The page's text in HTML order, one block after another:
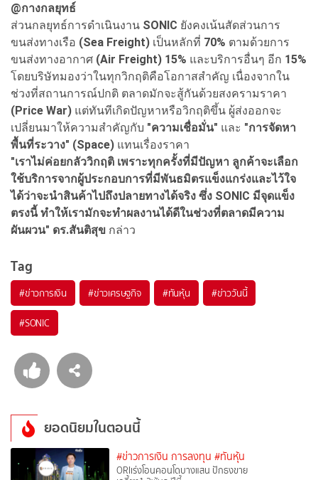
@กางกลยุทธ์
ส่วนกลยุทธ์การดำเนินงาน SONIC ยังคงเน้นสัดส่วนการ
ขนส่งทางเรือ (Sea Freight) เป็นหลักที่ 70% ตามด้วยการ
ขนส่งทางอากาศ (Air Freight) 15% และบริการอื่นๆ อีก 15%
โดยบริษัทมองว่าในทุกวิกฤติคือโอกาสสำคัญ เนื่องจากใน
ช่วงที่สถานการณ์ปกติ ตลาดมักจะสู้กันด้วยสงครามราคา
(Price War) แต่ทันทีเกิดปัญหาหรือวิกฤติขึ้น ผู้ส่งออกจะ
เปลี่ยนมาให้ความสำคัญกับ "ความเชื่อมั่น" และ "การจัดหา
พื้นที่ระวาง" (Space) แทนเรื่องราคา
"เราไม่ค่อยกลัววิกฤติ เพราะทุกครั้งที่มีปัญหา ลูกค้าจะเลือก
ใช้บริการจากผู้ประกอบการที่มีพันธมิตรแข็งแกร่งและไว้ใจ
ได้ว่าจะนำสินค้าไปถึงปลายทางได้จริง ซึ่ง SONIC มีจุดแข็ง
ตรงนี้ ทำให้เรามักจะทำผลงานได้ดีในช่วงที่ตลาดมีความ
ผันผวน" ดร.สันติสุข กล่าว
Tag
#ข่าวการเงิน #ข่าวเศรษฐกิจ #ทันหุ้น #ข่าววันนี้
#SONIC
ยอดนิยมในตอนนี้
#ข่าวการเงิน การลงทุน #ทันหุ้น
ORIเร่งโอนคอนโดบางแสน ปักธงขาย